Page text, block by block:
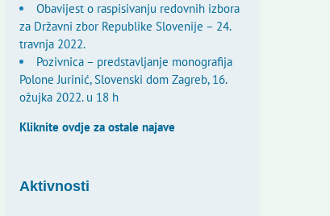
Obavijest o raspisivanju redovnih izbora
za Državni zbor Republike Slovenije – 24.
travnja 2022.
Pozivnica – predstavljanje monografija
Polone Jurinić, Slovenski dom Zagreb, 16.
ožujka 2022. u 18 h
Kliknite ovdje za ostale najave
Aktivnosti